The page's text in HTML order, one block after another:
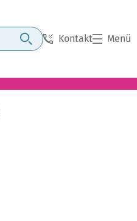
Kontakt Menü